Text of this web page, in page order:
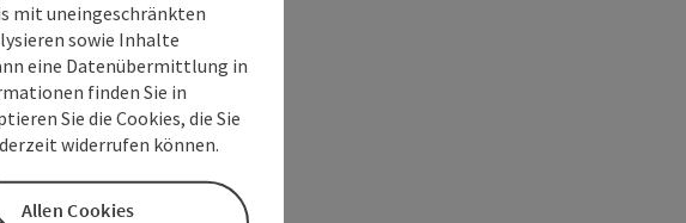
2m
mit uneingeschränkten
sowie Inhalte
eine Datenübermittlung in
finden Sie in
Sie die Cookies, die Sie
widerrufen können.
Allen Cookies